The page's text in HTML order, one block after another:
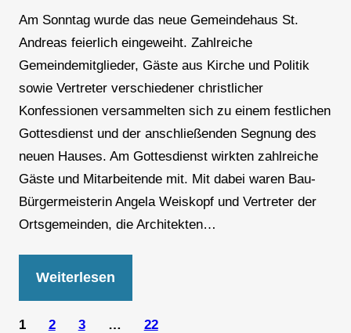
Am Sonntag wurde das neue Gemeindehaus St.
Andreas feierlich eingeweiht. Zahlreiche
Gemeindemitglieder, Gäste aus Kirche und Politik
sowie Vertreter verschiedener christlicher
Konfessionen versammelten sich zu einem festlichen
Gottesdienst und der anschließenden Segnung des
neuen Hauses. Am Gottesdienst wirkten zahlreiche
Gäste und Mitarbeitende mit. Mit dabei waren Bau-
Bürgermeisterin Angela Weiskopf und Vertreter der
Ortsgemeinden, die Architekten…
Weiterlesen
1 2 3 … 22